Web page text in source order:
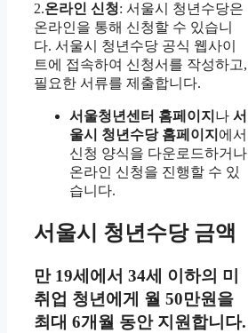
2.온라인 신청: 서울시 청년수당은
온라인을 통해 신청할 수 있습니
다. 서울시 청년수당 공식 웹사이
트에 접속하여 신청서를 작성하고,
필요한 서류를 제출합니다.
서울청년센터 홈페이지 나 서
울시 청년수당 홈페이지 에서
신청 양식을 다운로드하거나
온라인 신청을 진행할 수 있
습니다.
서울시 청년수당 금액
만 19세에서 34세 이하의 미
취업 청년에게 월 50만원을
최대 6개월 동안 지원합니다.